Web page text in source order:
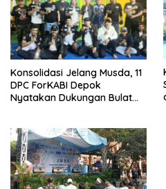
Konsolidasi Jelang Musda, 11
DPC ForKABI Depok
Nyatakan Dukungan Bulat